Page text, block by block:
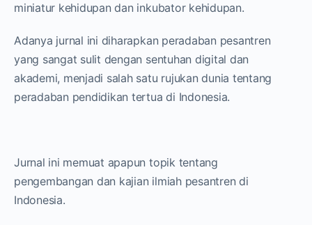
miniatur kehidupan dan inkubator kehidupan.
Adanya jurnal ini diharapkan peradaban pesantren
yang sangat sulit dengan sentuhan digital dan
akademi, menjadi salah satu rujukan dunia tentang
peradaban pendidikan tertua di Indonesia.
Jurnal ini memuat apapun topik tentang
pengembangan dan kajian ilmiah pesantren di
Indonesia.